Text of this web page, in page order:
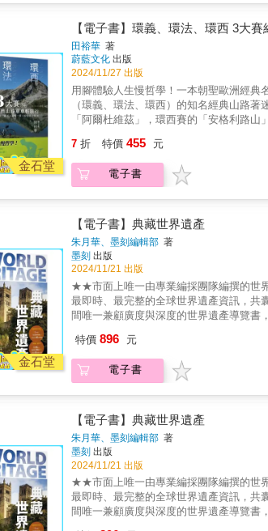
▌獻給所有尋求生命意義的旅人透過這本
位讀者，無論是否踏上「朝聖路」，都能
性啟發的教友→ 鍾情深度文化旅行、探索
齊聲肯定──謝哲青 | 陳建仁 | 王儷瑾 |
化。他在步行中放下日常的忙碌與醫者
地理上的抵達，更是一堂學習分享愛與恩
與生命的提醒與建言。」──蕭玉芬．台
的實踐。」──黃浩然．天主教靈醫會會
盧俊義．台灣基督長老教會牧師
金石堂
【電子書】環義、環法、環西 3大
田裕華 著
蔚藍文化 出版
2024/11/27 出版
用腳體驗人生慢哲學！一本朝聖歐洲經典
（環義、環法、環西）的知名經典山路
「阿爾杜維茲」，環西賽的「安格利路
攀升21,593公尺。這位平凡的中年大叔，
這三段旅程的每一刻、每一個場景，包含
安排、交通銜接、單車檢查、食衣住行
圈的踏下去，在路上便成為了自己的英
▍破風推薦 (依姓氏筆劃序)呂秋遠｜律師
綸｜《輪現法國》單車旅遊書作者Linda
山巔美景隨書觀看。2.數據：八座經典山
案、單車檢查與維修、旅行食衣住行等建
7 折 特價 455 元
電子書
金石堂
【電子書】典藏世界遺產
朱月華、墨刻編輯部 著
墨刻 出版
2024/11/21 出版
★★市面上唯一由專業編採團隊編撰的世
最即時、最完整的全球世界遺產資訊，共
間唯一兼顧廣度與深度的世界遺產導覽
產生？世界遺產劃分為幾種類型？列入
者深入了解世界遺產，讓你瞬間變身為世
蜘蛛人也爬不上的世界遺產有哪些？˙出
˙哪些經典電影曾經以世界遺產為電影場
不簡單？˙從葡萄、咖啡到龍舌蘭，全被
綜合遺產劃分為「古代文明、宗教世界、
希臘、羅馬帝國、野生動物、植物生態、
處世界遺產的價值！ ★精心規劃專業遊
華，必玩重點決不錯過，帶領讀者玩翻
亞洲、美洲、非洲、大洋洲168個國家共
特價 896 元
電子書
【電子書】典藏世界遺產
朱月華、墨刻編輯部 著
墨刻 出版
2024/11/21 出版
★★市面上唯一由專業編採團隊編撰的世
最即時、最完整的全球世界遺產資訊，共
間唯一兼顧廣度與深度的世界遺產導覽